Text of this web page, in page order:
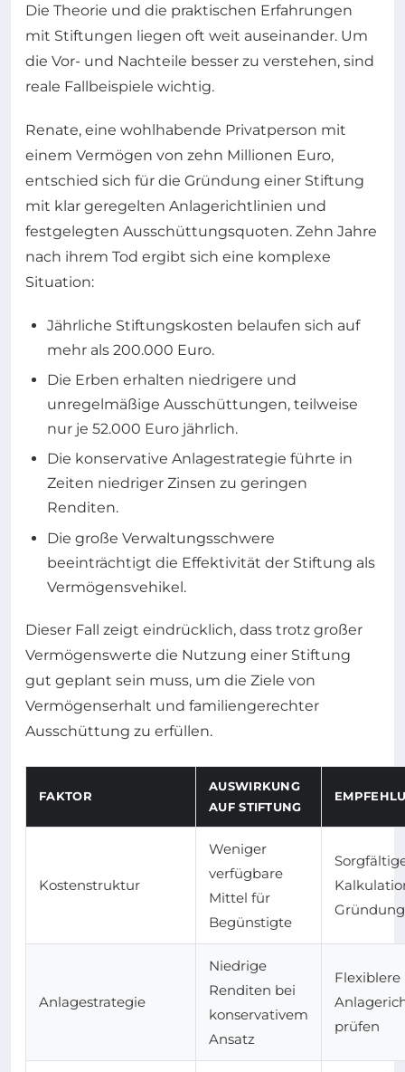
Die Theorie und die praktischen Erfahrungen
mit Stiftungen liegen oft weit auseinander. Um
die Vor- und Nachteile besser zu verstehen, sind
reale Fallbeispiele wichtig.
Renate, eine wohlhabende Privatperson mit
einem Vermögen von zehn Millionen Euro,
entschied sich für die Gründung einer Stiftung
mit klar geregelten Anlagerichtlinien und
festgelegten Ausschüttungsquoten. Zehn Jahre
nach ihrem Tod ergibt sich eine komplexe
Situation:
Jährliche Stiftungskosten belaufen sich auf
mehr als 200.000 Euro.
Die Erben erhalten niedrigere und
unregelmäßige Ausschüttungen, teilweise
nur je 52.000 Euro jährlich.
Die konservative Anlagestrategie führte in
Zeiten niedriger Zinsen zu geringen
Renditen.
Die große Verwaltungsschwere
beeinträchtigt die Effektivität der Stiftung als
Vermögensvehikel.
Dieser Fall zeigt eindrücklich, dass trotz großer
Vermögenswerte die Nutzung einer Stiftung
gut geplant sein muss, um die Ziele von
Vermögenserhalt und familiengerechter
Ausschüttung zu erfüllen.
FAKTOR
AUSWIRKUNG
AUF STIFTUNG
Kostenstruktur
Weniger
verfügbare
Mittel für
Begünstigte
Gründung
Anlagestrategie
Niedrige
Renditen bei
konservativem
Ansatz
Flexiblere
prüfen